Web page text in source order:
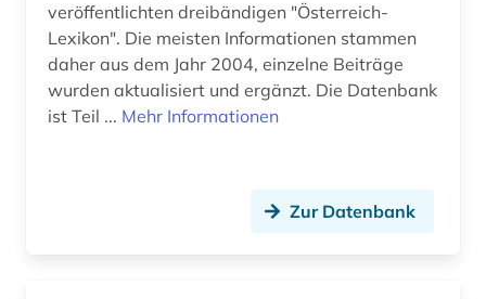
versuchsplanung (1)
verzeichnis (1)
weltliteratur (1)
veröffentlichten dreibändigen "Österreich-
Lexikon". Die meisten Informationen stammen
daher aus dem Jahr 2004, einzelne Beiträge
wurden aktualisiert und ergänzt. Die Datenbank
ist Teil ... Mehr Informationen
Zur Datenbank